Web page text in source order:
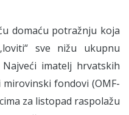
domaću potražnju koja
sve nižu ukupnu
imatelj hrvatskih
fondovi (OMF-
za listopad raspolažu